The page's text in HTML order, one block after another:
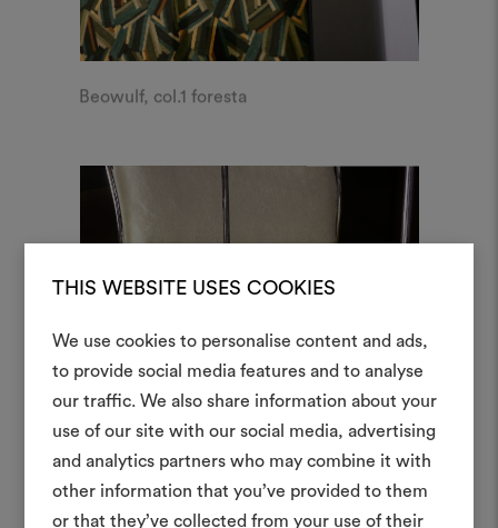
THIS WEBSITE USES COOKIES
We use cookies to personalise content and ads,
to provide social media features and to analyse
our traffic. We also share information about your
use of our site with our social media, advertising
and analytics partners who may combine it with
other information that you’ve provided to them
or that they’ve collected from your use of their
Beowulf, col.1 foresta
Ein
erstellen
Ein interaktives Tool, mit
Ideen zum Leben
anderen teilen können,